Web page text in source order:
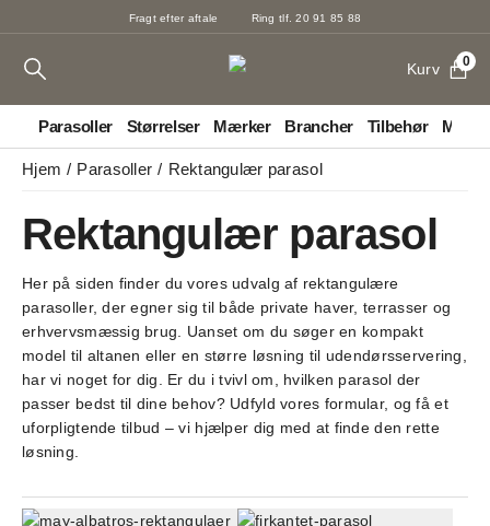
Fragt efter aftale Ring tlf. 20 91 85 88
Kurv 0
Parasoller Størrelser Mærker Brancher Tilbehør
Hjem Parasoller Rektangulær parasol
Rektangulær parasol
Her på siden finder du vores udvalg af rektangulære
parasoller, der egner sig til både private haver, terrasser og
erhvervsmæssig brug. Uanset om du søger en kompakt
model til altanen eller en større løsning til udendørsservering,
har vi noget for dig. Er du i tvivl om, hvilken parasol der
passer bedst til dine behov? Udfyld vores formular, og få et
uforpligtende tilbud – vi hjælper dig med at finde den rette
løsning.